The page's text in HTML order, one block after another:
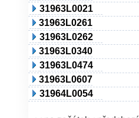
31963L0021
31963L0261
31963L0262
31963L0340
31963L0474
31963L0607
31964L0054